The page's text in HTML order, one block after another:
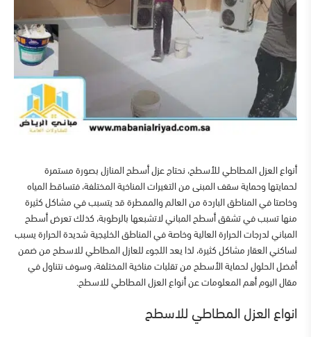
أنواع العزل المطاطي للأسطح، نحتاج عزل أسطح المنازل بصورة مستمرة
لحمايتها وحماية سقف المبنى من التغيرات المناخية المختلفة، فتساقط المياه
وخاصتا في المناطق الباردة من العالم والممطرة قد يتسبب في مشاكل كثيرة
منها تسبب في تشقق أسطح المباني لاتشبعها بالرطوبة، كذلك تعرض أسطح
المباني لدرجات الحرارة العالية وخاصة في المناطق الخليجية شديدة الحرارة يسبب
لساكني العقار مشاكل كثيرة، لذا يعد اللجوء للعازل المطاطي للاسطح من ضمن
أفضل الحلول لحماية الأسطح من تقلبات مناخية المختلفة، وسوف نتناول في
مقال اليوم أهم المعلومات عنأنواع العزل المطاطي للاسطح.
انواع العزل المطاطي للاسطح